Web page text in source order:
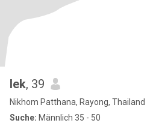
lek, 39
Nikhom Patthana, Rayong, Thailand
Suche: Männlich 35 - 50